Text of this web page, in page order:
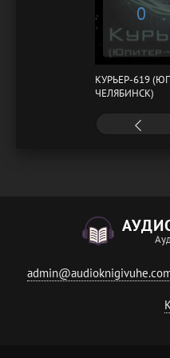
0
КУРЬЕР-619
ЧЕЛЯБИНСК)